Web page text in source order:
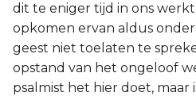
dit te eniger tijd in ons
opkomen ervan aldus
geest niet toelaten te
opstand van het ongeloof
psalmist het hier doet, maar